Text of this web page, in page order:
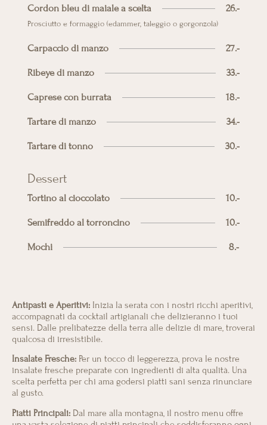
Cordon bleu di maiale a scelta 26.-
Prosciutto e formaggio (edammer, taleggio o gorgonzola)
Carpaccio di manzo 27.-
Ribeye di manzo 33.-
Caprese con burrata 18.-
Tartare di manzo 34.-
Tartare di tonno 30.-
Dessert
Tortino al cioccolato 10.-
Semifreddo al torroncino 10.-
Mochi 8.-
Antipasti e Aperitivi: Inizia la serata con i nostri ricchi aperitivi,
accompagnati da cocktail artigianali che delizieranno i tuoi
sensi. Dalle prelibatezze della terra alle delizie di mare, troverai
qualcosa di irresistibile.
Insalate Fresche: Per un tocco di leggerezza, prova le nostre
insalate fresche preparate con ingredienti di alta qualità. Una
scelta perfetta per chi ama godersi piatti sani senza rinunciare
al gusto.
Piatti Principali: Dal mare alla montagna, il nostro menu offre